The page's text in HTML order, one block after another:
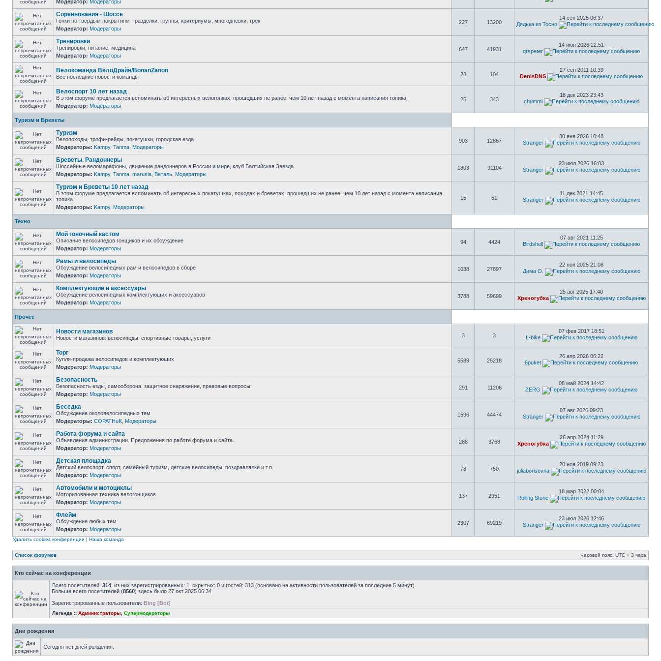
Модератор: Модераторы
Соревнования - Шоссе
Гонки по твердым покрытиям - разделки, группы, критериумы, многодневки, трек
Модератор: Модераторы
227 13200
14 сен 2025 06:37
Дядька из Тосно
Тренировки
Тренировки, питание, медицина
Модератор: Модераторы
647 41931
14 июн 2026 22:51
qrspeter
Велокоманда ВелоДрайв/BonanZanon
Все последние новости команды 28 104
27 сен 2011 10:39
DenisDNS
Велоспорт 10 лет назад
В этом форуме предлагается вспоминать об интересных велогонках, прошедших не ранее, чем 10 лет назад с момента написания топика.
Модератор: Модераторы
25 343
18 дек 2023 23:43
chummi
Туризм и Бреветы
Туризм
Велопоходы, трофи-рейды, покатушки, городская езда
Модераторы: Kampy, Tanma Модераторы
903 12867
30 янв 2026 10:48
Stranger
Бреветы. Рандоннеры
Шоссейные веломарафоны, движение рандоннеров в России и мире, клуб Балтийская Звезда
Модераторы: Kampy, Tanma marusia Веталь Модераторы
1803 91104
23 июл 2026 16:03
Stranger
Туризм и Бреветы 10 лет назад
В этом форуме предлагается вспоминать об интересных покатушках, походах и бреветах, прошедших не ранее, чем 10 лет назад с момента написания
топика.
Модераторы: Kampy, Модераторы
15 51
11 дек 2021 14:45
Stranger
Техно
Мой гоночный кастом
Описание велосипедов гонщиков и их обсуждение
Модератор: Модераторы
94 4424
07 авг 2021 11:25
Birdshell
Рамы и велосипеды
Обсуждение велосипедных рам и велосипедов в сборе
Модератор: Модераторы
1038 27897
22 ноя 2025 21:08
Дима О.
Комплектующие и аксессуары
Обсуждение велосипедных комплектующих и аксессуаров
Модератор: Модераторы
3788 59699
25 авг 2025 17:40
Хреногубка
Прочее
Новости магазинов
Новости магазинов: велосипеды, спортивные товары, услуги 3 3
07 фев 2017 18:51
L-bike
Торг
Купля-продажа велосипедов и комплектующих
Модератор: Модераторы
5589 25218
26 апр 2026 06:22
6puket
Безопасность
Безопасность езды, самооборона, защитное снаряжение, правовые вопросы
Модератор: Модераторы
291 11206
08 май 2024 14:42
ZERG
Беседка
Обсуждение околовелосипедных тем
Модераторы: COPATHuK Модераторы
1596 44474
07 авг 2026 09:23
Stranger
Работа форума и сайта
Объявления администрации. Предложения по работе форума и сайта.
Модератор: Модераторы
288 3768
26 апр 2024 11:29
Хреногубка
Детская площадка
Детский велоспорт, спорт, семейный туризм, детские велосипеды, поздравлялки и т.п.
Модератор: Модераторы
78 750
20 ноя 2019 09:23
juliaborisovna
Автомобили и мотоциклы
Моторизованная техника велогонщиков
Модератор: Модераторы
137 2951
18 мар 2022 00:04
Rolling Stone
Флейм
Обсуждение любых тем
Модератор: Модераторы
2307 69219
23 июл 2026 12:46
Stranger
Удалить cookies конференции | Наша команда
Список форумов Часовой пояс: UTC + 3 часа
Кто сейчас на конференции
Всего посетителей: 314 , из них зарегистрированных: 1, скрытых: 0 и гостей: 313 (основано на активности пользователей за последние 5 минут)
Больше всего посетителей (8560) здесь было 27 окт 2025 06:34
Зарегистрированные пользователи: Bing [Bot]
Легенда :: Администраторы Супермодераторы
Дни рождения
Сегодня нет дней рождения.